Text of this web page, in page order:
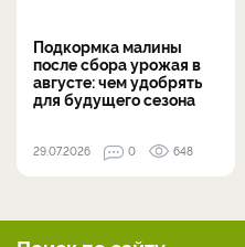
Подкормка малины
после сбора урожая в
августе: чем удобрять
для будущего сезона
29.07.2026 0 648